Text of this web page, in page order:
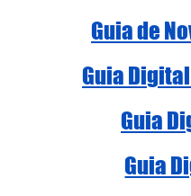
Guia de
Guia
Guia
Guia